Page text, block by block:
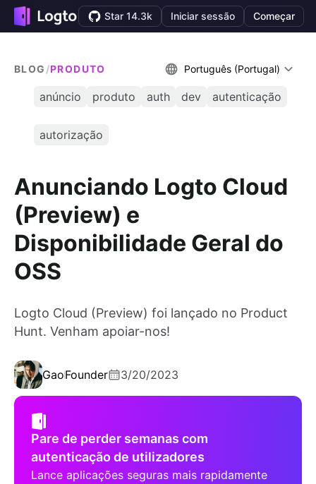
Star 14.3k Iniciar sessão Começar
BLOG /PRODUTO Português (Portugal)
anúncio produto auth dev autenticação
autorização
Anunciando Logto Cloud
(Preview) e
Disponibilidade Geral do
OSS
Logto Cloud (Preview) foi lançado no Product
Hunt. Venham apoiar-nos!
GaoFounder 3/20/2023
Pare de perder semanas com
autenticação de utilizadores
Lance aplicações seguras mais rapidamente